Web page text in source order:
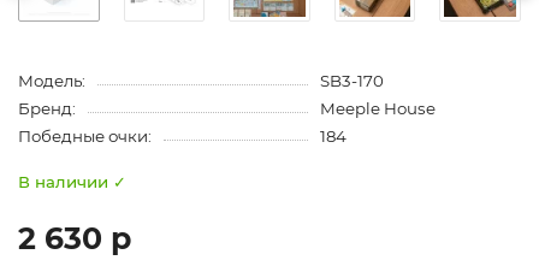
Модель:
SB3-170
Бренд:
Meeple House
Победные очки:
184
В наличии ✓
2 630 р